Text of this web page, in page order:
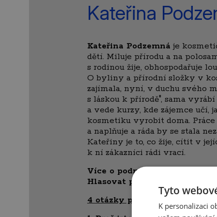
Kateřina
Kateřina Podzemná je
dětí. Miluje přírodu a na
s rodinou žije, obhospodařuje
O byliny a přírodní složky v
zajímala, nyní, v duchu svého
s láskou k přírodě", sama
a vede kurzy, kde zájemce
kosmetiku vyrobit doma.
a naplňuje a ráda by se stala
Kateřiny je to, co žije, cítit v
k ní zákazníci rádi vrací.
Více o podnikání Kateřiny
Hlasovat pro Kateřinu můžete
4 otázky pro Kateřinu
Tyto
K personalizaci